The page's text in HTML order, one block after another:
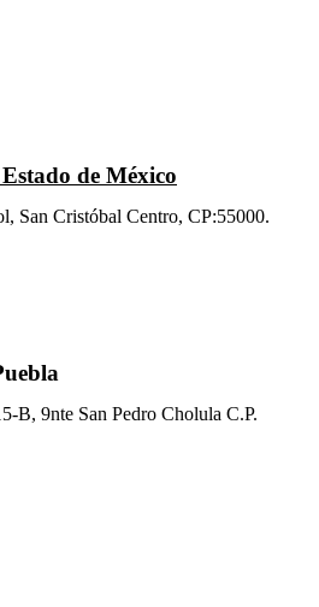
de México
San Cristóbal Centro, CP:55000.
B, 9nte San Pedro Cholula C.P.